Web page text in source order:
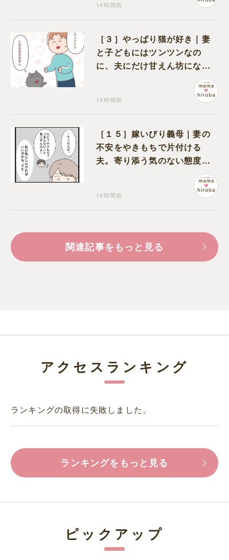
14時間前
［３］やっぱり猫が好き｜妻
と子どもにはツンツンなの
に、夫にだけ甘えん坊になる
14時間前
［１５］嫁いびり義母｜妻の
不安をやきもちで片付ける
夫。寄り添う気のない態度に
14時間前
関連記事をもっと見る
アクセスランキング
ランキングの取得に失敗しました。
ランキングをもっと見る
ピックアップ